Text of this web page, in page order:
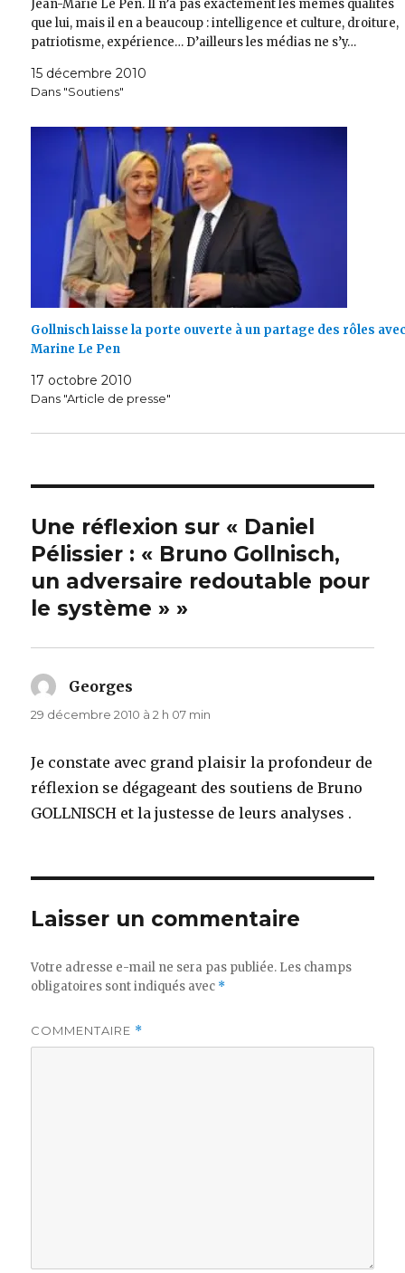
Jean-Marie Le Pen. Il n’a pas exactement les mêmes qualités
que lui, mais il en a beaucoup : intelligence et culture, droiture,
patriotisme, expérience… D’ailleurs les médias ne s’y…
15 décembre 2010
Dans "Soutiens"
Gollnisch laisse la porte ouverte à un partage des rôles
Marine Le Pen
17 octobre 2010
Dans "Article de presse"
Une réflexion sur « Daniel
Pélissier : « Bruno Gollnisch,
un adversaire redoutable pour
le système » »
Georges
29 décembre 2010 à 2 h 07 min
Je constate avec grand plaisir la profondeur de
réflexion se dégageant des soutiens de Bruno
GOLLNISCH et la justesse de leurs analyses .
Laisser un commentaire
Votre adresse e-mail ne sera pas publiée. Les champs
obligatoires sont indiqués avec *
COMMENTAIRE *